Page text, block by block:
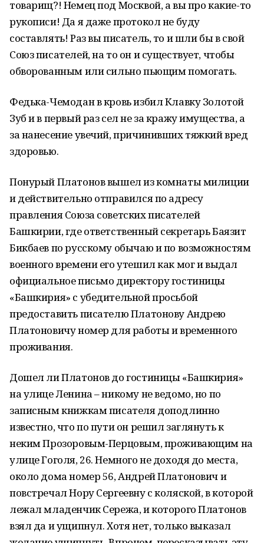
товарищ?! Немец под Москвой, а вы про какие-то
рукописи! Да я даже протокол не буду
составлять! Раз вы писатель, то и шли бы в свой
Союз писателей, на то он и существует, чтобы
обворованным или сильно пьющим помогать.
Федька-Чемодан в кровь избил Клавку Золотой
Зуб и в первый раз сел не за кражу имущества, а
за нанесение увечий, причинивших тяжкий вред
здоровью.
Понурый Платонов вышел из комнаты милиции
и действительно отправился по адресу
правления Союза советских писателей
Башкирии, где ответственный секретарь Баязит
Бикбаев по русскому обычаю и по возможностям
военного времени его утешил как мог и выдал
официальное письмо директору гостиницы
«Башкирия» с убедительной просьбой
предоставить писателю Платонову Андрею
Платоновичу номер для работы и временного
проживания.
Дошел ли Платонов до гостиницы «Башкирия»
на улице Ленина – никому не ведомо, но по
записным книжкам писателя доподлинно
известно, что по пути он решил заглянуть к
неким Прозоровым-Перцовым, проживающим на
улице Гоголя, 26. Немного не доходя до места,
около дома номер 56, Андрей Платонович и
повстречал Нору Сергеевну с коляской, в которой
лежал младенчик Сережа, и которого Платонов
взял да и ущипнул. Хотя нет, только выказал